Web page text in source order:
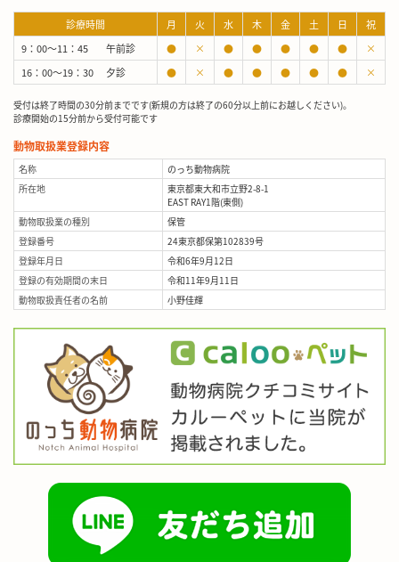
診療時間 月 火 水 木 金 土 日
祝
9：00～11：45
午前診 ● × ● ● ● ● ●
×
16：00～19：30
夕診 ● × ● ● ● ● ● ×
受付は終了時間の30分前までです(新規の方は終了の60分以上前にお越しください)。
診療開始の15分前から受付可能です
動物取扱業登録内容
名称
のっち動物病院
所在地
東京都東大和市立野2-8-1
EAST RAY1階(東側)
動物取扱業の種別
保管
登録番号
24東京都保第102839号
登録年月日
令和6年9月12日
登録の有効期間の末日
令和11年9月11日
動物取扱責任者の名前
小野佳輝